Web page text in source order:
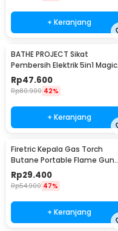
+ Keranjang
BATHE PROJECT Sikat
Pembersih Elektrik 5in1 Magic
Brush Rechargeable - WQ8110
Rp47.600
Rp80.900 42%
+ Keranjang
Firetric Kepala Gas Torch
Butane Portable Flame Gun
Adjustable - 807
Rp29.400
Rp54.900 47%
+ Keranjang